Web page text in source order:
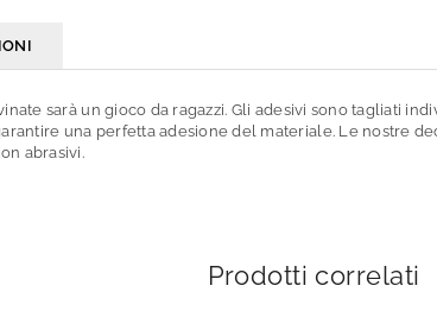
sarà un gioco da ragazzi. Gli adesivi sono tagliati
una perfetta adesione del materiale. Le nostre
abrasivi.
Prodotti correlati